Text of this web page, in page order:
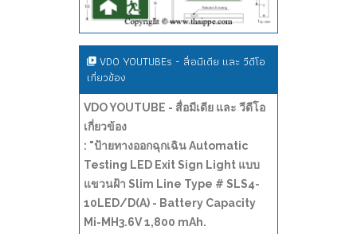
VDO YOUTUBEs - สื่อมีเดีย และ วีดีโอ
เกี่ยวข้อง
VDO YOUTUBE - สื่อมีเดีย และ วีดีโอ
เกี่ยวข้อง
: "ป้ายทางออกฉุกเฉิน Automatic
Testing LED Exit Sign Light แบบ
แขวนฝ้า Slim Line Type # SLS4-
10LED/D(A) - Battery Capacity
Mi-MH3.6V 1,800 mAh.